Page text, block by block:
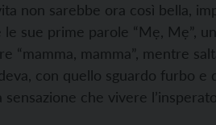
non sarebbe ora così bella,
sue prime parole “Mẹ, Mẹ”,
“mamma, mamma”, mentre
con quello sguardo furbo e
sensazione che vivere